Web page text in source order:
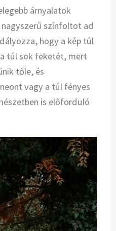
árnyalatok
színfoltot ad
hogy a kép túl
túl sok feketét, mert
tőle, és
vagy a túl fényes
is előforduló